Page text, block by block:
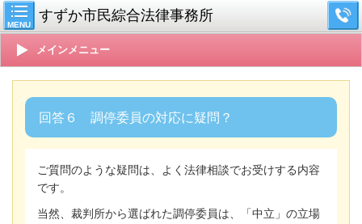
MENU
すずか市民綜合法律事務所
メインメニュー
回答６ 調停委員の対応に疑問？
ご質問のような疑問は、よく法律相談でお受けする内容
です。
当然、裁判所から選ばれた調停委員は、「中立」の立場